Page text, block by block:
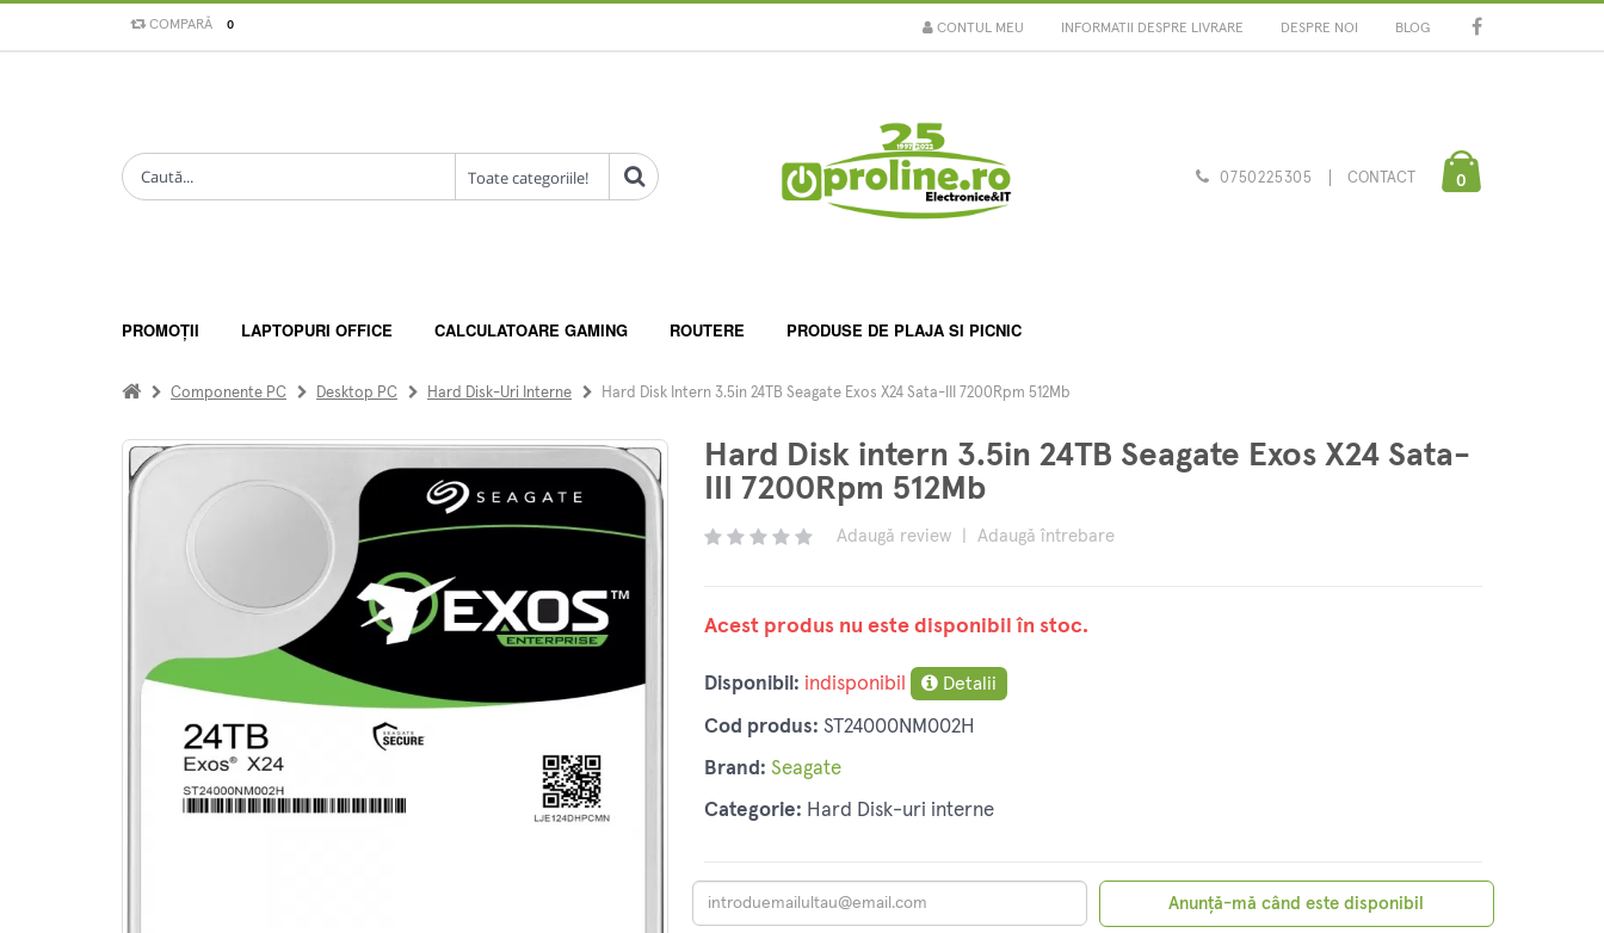
COMPARĂ 0 INFORMATII DESPRE LIVRARE DESPRE NOI BLOG
CONTUL MEU
0750225305 CONTACT 0
PROMOȚII LAPTOPURI OFFICE CALCULATOARE GAMING ROUTERE PRODUSE DE PLAJA SI PICNIC
Componente PC Desktop PC Hard Disk-Uri Interne Hard Disk Intern 3.5in 24TB Seagate Exos X24 Sata-III 7200Rpm 512Mb
Hard Disk intern 3.5in 24TB Seagate Exos X24 Sata-
III 7200Rpm 512Mb
Adaugă review Adaugă întrebare
Acest produs nu este disponibil în stoc.
Disponibil: indisponibil Detalii
Cod produs: ST24000NM002H
Brand: Seagate
Categorie: Hard Disk-uri interne
Anunță-mă când este disponibil